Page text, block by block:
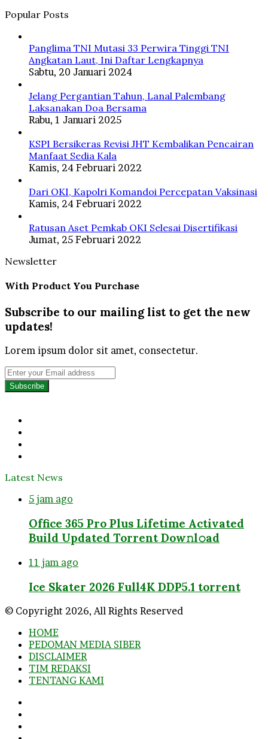
Popular Posts
Panglima TNI Mutasi 33 Perwira Tinggi TNI
Angkatan Laut, Ini Daftar Lengkapnya
Sabtu, 20 Januari 2024
Jelang Pergantian Tahun, Lanal Palembang
Laksanakan Doa Bersama
Rabu, 1 Januari 2025
KSPI Bersikeras Revisi JHT Kembalikan Pencairan
Manfaat Sedia Kala
Kamis, 24 Februari 2022
Dari OKI, Kapolri Komandoi Percepatan Vaksinasi
Kamis, 24 Februari 2022
Ratusan Aset Pemkab OKI Selesai Disertifikasi
Jumat, 25 Februari 2022
Newsletter
With Product You Purchase
Subscribe to our mailing list to get the new
updates!
Lorem ipsum dolor sit amet, consectetur.
Enter
your
Email
Latest News
5 jam ago
Office 365 Pro Plus Lifetime Activated
Build Updated Torrent Dow𝚗l𝚘аd
11 jam ago
Ice Skater 2026 Full4K DDP5.1 torrent
© Copyright 2026, All Rights Reserved
HOME
PEDOMAN MEDIA SIBER
DISCLAIMER
TIM REDAKSI
TENTANG KAMI